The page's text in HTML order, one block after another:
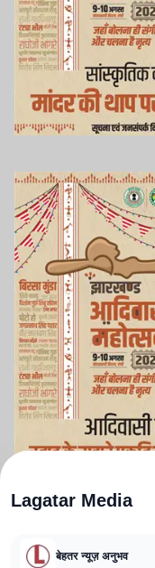
Lagatar Media
बेहतर न्यूज़ अनुभव